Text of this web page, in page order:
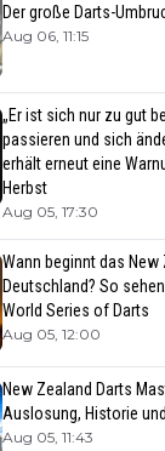
Der große Darts-
Aug 06, 11:15
„Er ist sich nur zu gut
passieren und sich
erhält erneut eine
Herbst
Aug 05, 17:30
Wann beginnt das
Deutschland? So
World Series of Darts
Aug 05, 12:00
New Zealand Darts
Auslosung, Historie
Aug 05, 11:43